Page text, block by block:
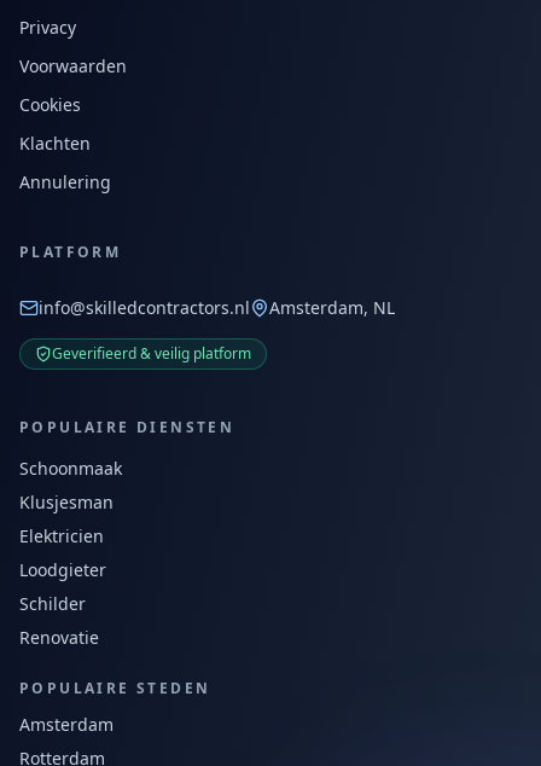
Privacy
Voorwaarden
Cookies
Klachten
Annulering
PLATFORM
info@skilledcontractors.nl Amsterdam, NL
Geverifieerd & veilig platform
POPULAIRE DIENSTEN
Schoonmaak
Klusjesman
Elektricien
Loodgieter
Schilder
Renovatie
POPULAIRE STEDEN
Amsterdam
Rotterdam